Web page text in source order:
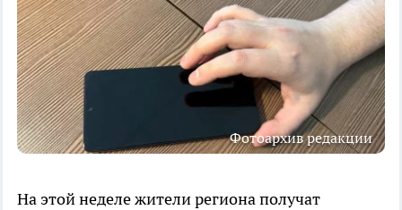
Фотоархив редакции
На этой неделе жители региона получат